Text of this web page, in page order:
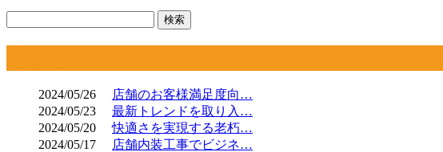
2024/05/26
店舗のお客様満足度向…
2024/05/23
最新トレンドを取り入…
2024/05/20
快適さを実現する老朽…
2024/05/17
店舗内装工事でビジネ…